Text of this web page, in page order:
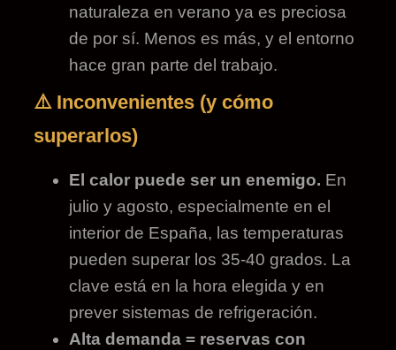
naturaleza en verano ya es preciosa
de por sí. Menos es más, y el entorno
hace gran parte del trabajo.
⚠️ Inconvenientes (y cómo
superarlos)
El calor puede ser un enemigo. En
julio y agosto, especialmente en el
interior de España, las temperaturas
pueden superar los 35-40 grados. La
clave está en la hora elegida y en
prever sistemas de refrigeración.
Alta demanda = reservas con